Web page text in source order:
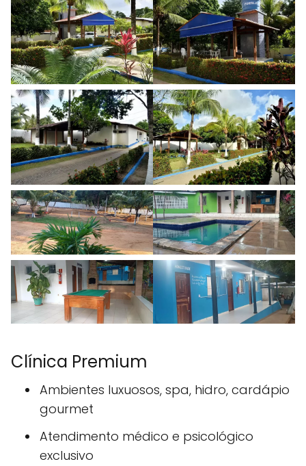
Clínica Premium
Ambientes luxuosos, spa, hidro, cardápio
gourmet
Atendimento médico e psicológico
exclusivo